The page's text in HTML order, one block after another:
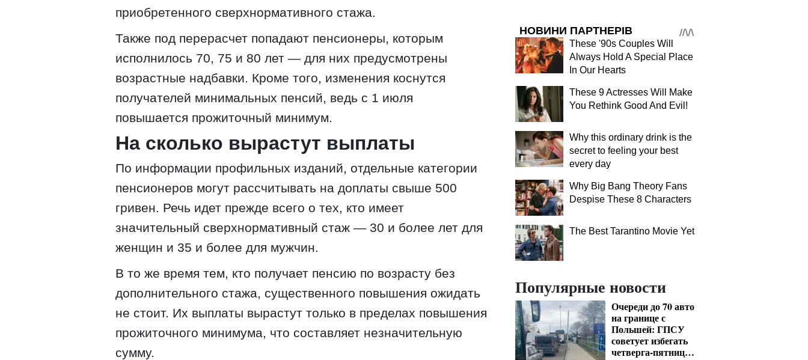
приобретенного сверхнормативного стажа.
Также под перерасчет попадают пенсионеры, которым
исполнилось 70, 75 и 80 лет — для них предусмотрены
возрастные надбавки. Кроме того, изменения коснутся
получателей минимальных пенсий, ведь с 1 июля
повышается прожиточный минимум.
На сколько вырастут выплаты
По информации профильных изданий, отдельные категории
пенсионеров могут рассчитывать на доплаты свыше 500
гривен. Речь идет прежде всего о тех, кто имеет
значительный сверхнормативный стаж — 30 и более лет для
женщин и 35 и более для мужчин.
В то же время тем, кто получает пенсию по возрасту без
дополнительного стажа, существенного повышения ожидать
не стоит. Их выплаты вырастут только в пределах повышения
прожиточного минимума, что составляет незначительную
сумму.
НОВИНИ ПАРТНЕРІВ
These '90s Couples Will
Always Hold A Special Place
In Our Hearts
These 9 Actresses Will Make
You Rethink Good And Evil!
Why this ordinary drink is the
secret to feeling your best
every day
Why Big Bang Theory Fans
Despise These 8 Characters
The Best Tarantino Movie Yet
Популярные новости
Очереди до 70 авто
на границе с
Польшей: ГПСУ
советует избегать
четверга-пятницы и